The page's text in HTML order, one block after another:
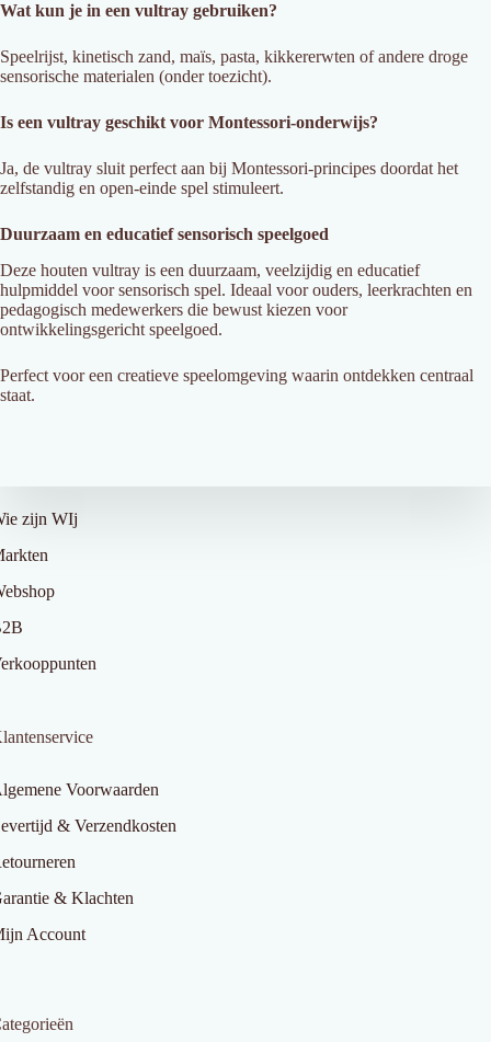
Wat kun je in een vultray gebruiken?
Speelrijst, kinetisch zand, maïs, pasta, kikkererwten of andere droge
sensorische materialen (onder toezicht).
Is een vultray geschikt voor Montessori-onderwijs?
Ja, de vultray sluit perfect aan bij Montessori-principes doordat het
zelfstandig en open-einde spel stimuleert.
Duurzaam en educatief sensorisch speelgoed
Deze houten vultray is een duurzaam, veelzijdig en educatief
hulpmiddel voor sensorisch spel. Ideaal voor ouders, leerkrachten en
pedagogisch medewerkers die bewust kiezen voor
ontwikkelingsgericht speelgoed.
Perfect voor een creatieve speelomgeving waarin ontdekken centraal
staat.
zijn WIj
Voorwaarden
& Verzendkosten
& Klachten
Account